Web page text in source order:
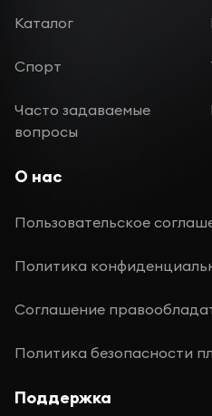
Каталог
Спорт
Часто задаваемые
вопросы
О нас
Пользовательское
Политика
Соглашение
Политика безопасности
Поддержка